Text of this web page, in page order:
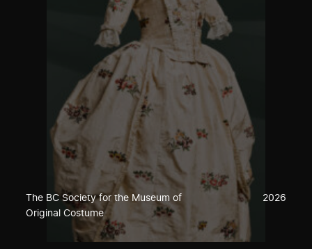
The BC Society for the Museum of
Original Costume
2026